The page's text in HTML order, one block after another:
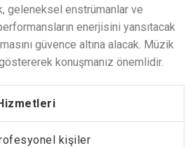
geleneksel enstrümanlar ve
enerjisini yansıtacak
güvence altına alacak. Müzik
konuşmanız önemlidir.
kişiler